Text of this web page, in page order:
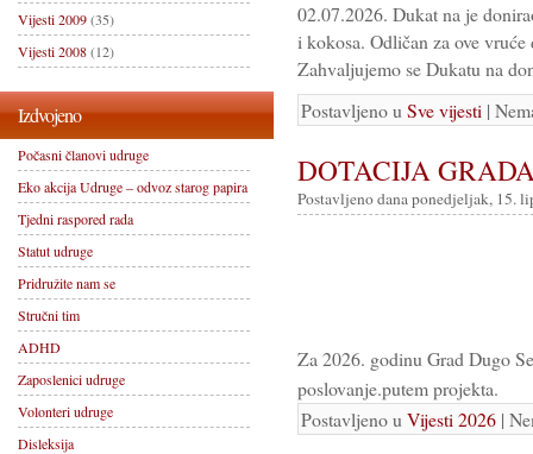
02.07.2026. Dukat na je
i kokosa. Odličan za ove
Zahvaljujemo se Dukatu na
Postavljeno u Sve vijesti |
DOTACIJA
Postavljeno dana ponedjeljak, 15.
Za 2026. godinu Grad Dugo
poslovanje.putem projekta.
Postavljeno u Vijesti 2026 |
Vijesti 2009(35)
Vijesti 2008(12)
Izdvojeno
Počasni članovi udruge
Eko akcija Udruge – odvoz starog papira
Tjedni raspored rada
Statut udruge
Pridružite nam se
Stručni tim
ADHD
Zaposlenici udruge
Volonteri udruge
Disleksija